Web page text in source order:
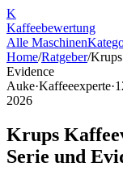
K
Kaffeebewertung
Alle Maschinen
Home/Ratgeber/
Evidence
Auke·Kaffeeexperte·
2026
Krups
Serie und